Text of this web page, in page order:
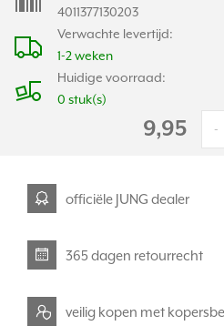
Verwachte levertijd:
1-2 weken
Huidige voorraad:
0 stuk(s)
4011377130203
9,95 -
officiële JUNG dealer
365 dagen retourrecht
veilig kopen met